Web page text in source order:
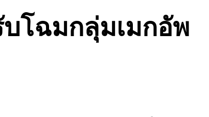
รับโฉมกลุ่มเมกอัพ